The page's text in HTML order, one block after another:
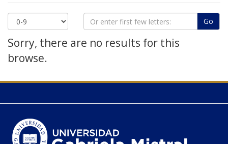
Go
Sorry, there are no results for this
browse.